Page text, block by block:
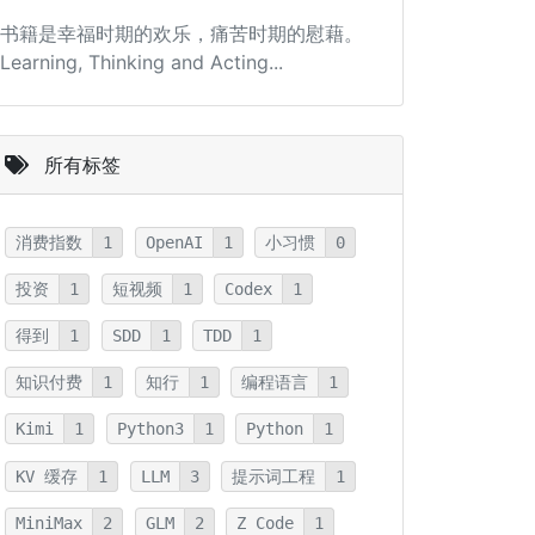
书籍是幸福时期的欢乐，痛苦时期的慰藉。
Learning, Thinking and Acting...
所有标签
消费指数 1 OpenAI 1 小习惯 0
投资 1 短视频 1 Codex 1
得到 1 SDD 1 TDD 1
知识付费 1 知行 1 编程语言 1
Kimi 1 Python3 1 Python 1
KV 缓存 1 LLM 3 提示词工程 1
MiniMax 2 GLM 2 Z Code 1